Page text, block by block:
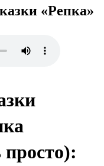
«Репка»
просто):